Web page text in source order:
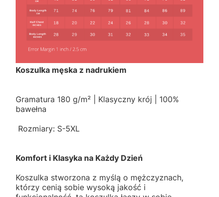
Koszulka męska z nadrukiem
Gramatura 180 g/m² | Klasyczny krój | 100%
bawełna
Rozmiary: S-5XL
Komfort i Klasyka na Każdy Dzień
Koszulka stworzona z myślą o mężczyznach,
którzy cenią sobie wysoką jakość i